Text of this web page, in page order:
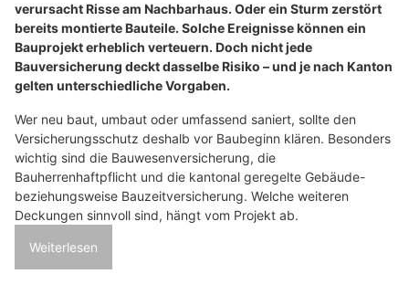
verursacht Risse am Nachbarhaus. Oder ein Sturm zerstört
bereits montierte Bauteile. Solche Ereignisse können ein
Bauprojekt erheblich verteuern. Doch nicht jede
Bauversicherung deckt dasselbe Risiko – und je nach Kanton
gelten unterschiedliche Vorgaben.
Wer neu baut, umbaut oder umfassend saniert, sollte den
Versicherungsschutz deshalb vor Baubeginn klären. Besonders
wichtig sind die Bauwesenversicherung, die
Bauherrenhaftpflicht und die kantonal geregelte Gebäude-
beziehungsweise Bauzeitversicherung. Welche weiteren
Deckungen sinnvoll sind, hängt vom Projekt ab.
Weiterlesen